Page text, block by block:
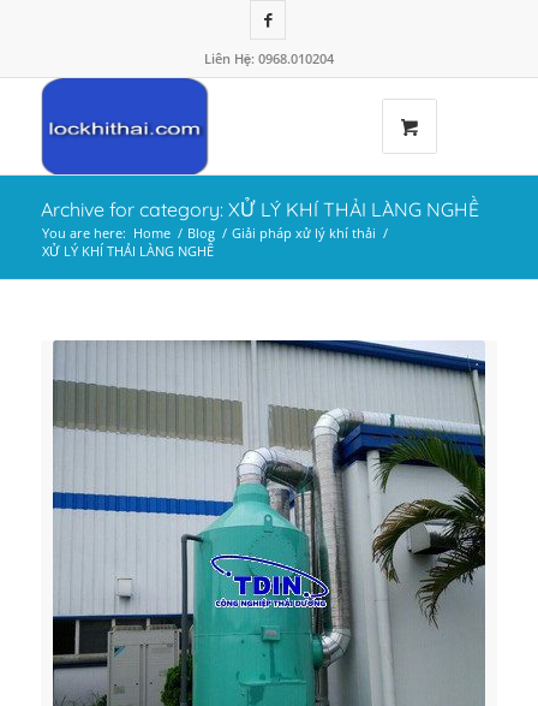
Liên Hệ: 0968.010204
Archive for category: XỬ LÝ KHÍ THẢI LÀNG NGHỀ
You are here: Home / Blog / Giải pháp xử lý khí thải /
XỬ LÝ KHÍ THẢI LÀNG NGHỀ